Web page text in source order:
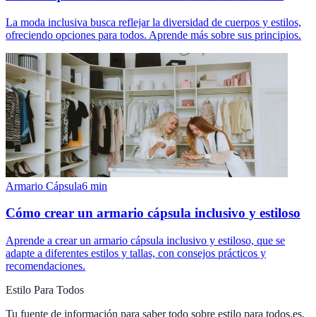
La moda inclusiva busca reflejar la diversidad de cuerpos y estilos,
ofreciendo opciones para todos. Aprende más sobre sus principios.
Armario Cápsula6 min
Cómo crear un armario cápsula inclusivo y estiloso
Aprende a crear un armario cápsula inclusivo y estiloso, que se
adapte a diferentes estilos y tallas, con consejos prácticos y
recomendaciones.
Estilo Para Todos
Tu fuente de información para saber todo sobre estilo para todos.es.